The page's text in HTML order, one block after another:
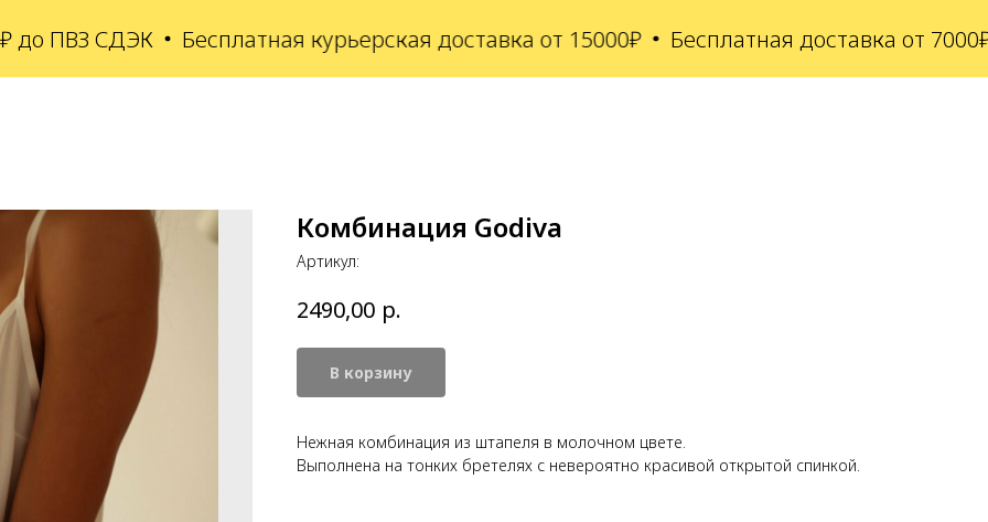
ПВЗ СДЭК Бесплатная курьерская доставка от 15000₽ Бесплатная доставка от 7000₽
Комбинация Godiva
Артикул:
2490,00 р.
В корзину
Нежная комбинация из штапеля в молочном цвете.
Выполнена на тонких бретелях с невероятно красивой открытой спинкой.